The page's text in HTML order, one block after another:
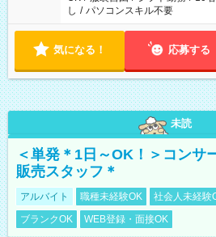
し / パソコンスキル不要
気になる！ 応募する
未読
＜単発＊1日～OK！＞コンサ
販売スタッフ＊
アルバイト 職種未経験OK 社会人未経験
ブランクOK
WEB登録・面接OK